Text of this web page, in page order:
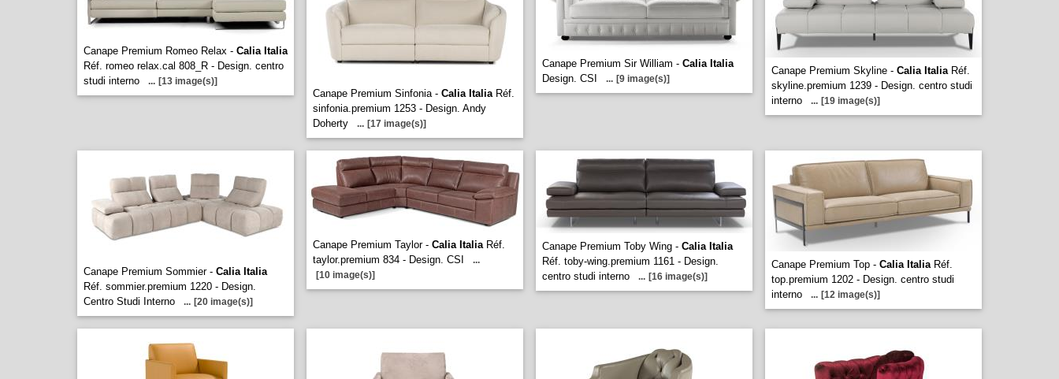
Canape Premium Romeo Relax - Calia Italia
Réf. romeo relax.cal 808_R - Design. centro
studi interno
... [13 image(s)]
Canape Premium Sinfonia - Calia ItaliaRéf.
sinfonia.premium 1253 - Design. Andy
Doherty
... [17 image(s)]
Canape Premium Sir William - Calia Italia
Design. CSI
... [9 image(s)]
Canape Premium Skyline - Calia ItaliaRéf.
skyline.premium 1239 - Design. centro studi
interno
... [19 image(s)]
Canape Premium Sommier - Calia Italia
Réf. sommier.premium 1220 - Design.
Centro Studi Interno
... [20 image(s)]
Canape Premium Taylor - Calia ItaliaRéf.
taylor.premium 834 - Design. CSI
...
[10 image(s)]
Canape Premium Toby Wing - Calia Italia
Réf. toby-wing.premium 1161 - Design.
centro studi interno
... [16 image(s)]
Canape Premium Top - Calia ItaliaRéf.
top.premium 1202 - Design. centro studi
interno
... [12 image(s)]